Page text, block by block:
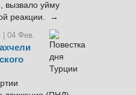
вызвало уйму
реакции. →
| 04 Фев.